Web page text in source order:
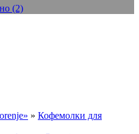
(2)
» Кофемолки для